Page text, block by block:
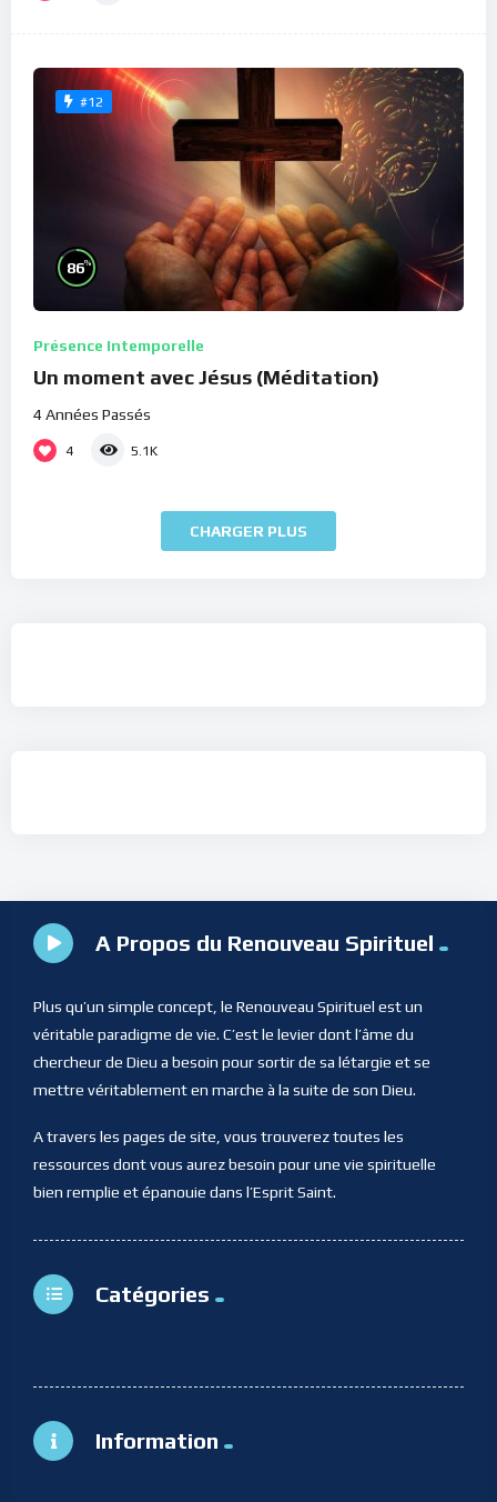
#12
86%
Présence Intemporelle
Un moment avec Jésus (Méditation)
4 Années Passés
4 5.1K
CHARGER PLUS
A Propos du Renouveau Spirituel
Plus qu’un simple concept, le Renouveau Spirituel est un
véritable paradigme de vie. C’est le levier dont l’âme du
chercheur de Dieu a besoin pour sortir de sa létargie et se
mettre véritablement en marche à la suite de son Dieu.
A travers les pages de site, vous trouverez toutes les
ressources dont vous aurez besoin pour une vie spirituelle
bien remplie et épanouie dans l’Esprit Saint.
Catégories
Information